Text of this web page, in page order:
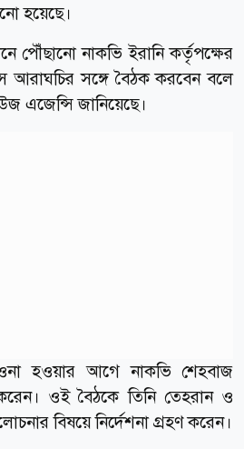
হয়েছে।
পৌঁছানো নাকভি ইরানি কর্তৃপক্ষের
আরাঘচির সঙ্গে বৈঠক করবেন বলে
এজেন্সি জানিয়েছে।
হওয়ার আগে নাকভি শেহবাজ
ওই বৈঠকে তিনি তেহরান ও
বিষয়ে নির্দেশনা গ্রহণ করেন।